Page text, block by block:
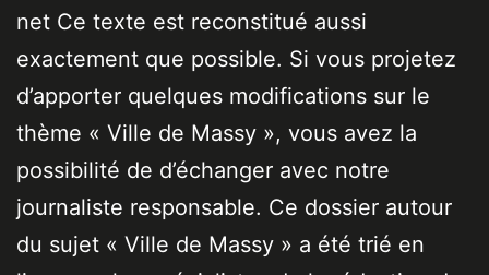
net Ce texte est reconstitué aussi
exactement que possible. Si vous projetez
d’apporter quelques modifications sur le
thème « Ville de Massy », vous avez la
possibilité de d’échanger avec notre
journaliste responsable. Ce dossier autour
du sujet « Ville de Massy » a été trié en